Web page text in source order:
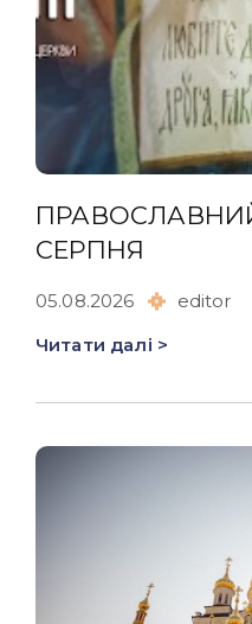
СЕРПНЯ
05.08.2026
editor
Читати далі >